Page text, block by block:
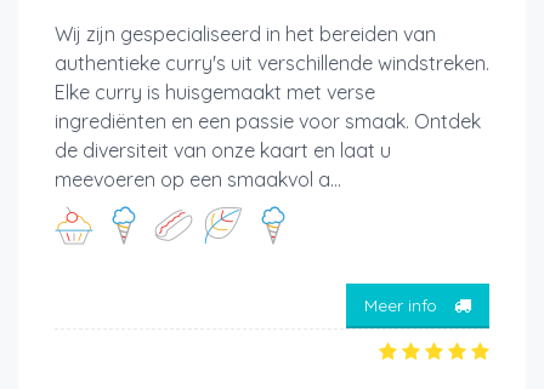
Wij zijn gespecialiseerd in het bereiden van
authentieke curry's uit verschillende windstreken.
Elke curry is huisgemaakt met verse
ingrediënten en een passie voor smaak. Ontdek
de diversiteit van onze kaart en laat u
meevoeren op een smaakvol a...
Meer info